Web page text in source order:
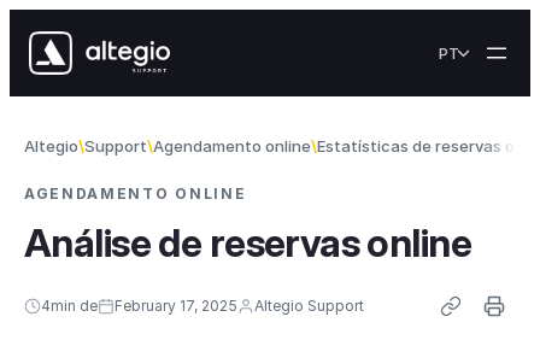
PT
Altegio Support Agendamento online Estatísticas de reservas
AGENDAMENTO ONLINE
Análise de reservas online
4min de February 17, 2025 Altegio Support